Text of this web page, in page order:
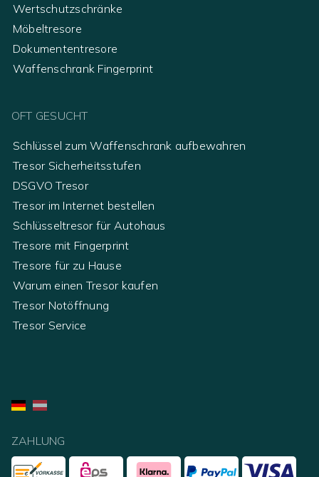
Wertschutzschränke
Möbeltresore
Dokumententresore
Waffenschrank Fingerprint
OFT GESUCHT
Schlüssel zum Waffenschrank aufbewahren
Tresor Sicherheitsstufen
DSGVO Tresor
Tresor im Internet bestellen
Schlüsseltresor für Autohaus
Tresore mit Fingerprint
Tresore für zu Hause
Warum einen Tresor kaufen
Tresor Notöffnung
Tresor Service
ZAHLUNG